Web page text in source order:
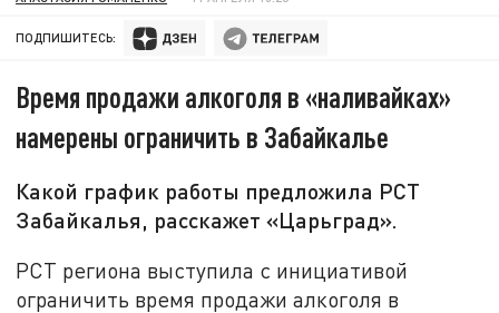
ПОДПИШИТЕСЬ:
Время продажи алкоголя в «наливайках»
намерены ограничить в Забайкалье
Какой график работы предложила РСТ
Забайкалья, расскажет «Царьград».
РСТ региона выступила с инициативой
ограничить время продажи алкоголя в